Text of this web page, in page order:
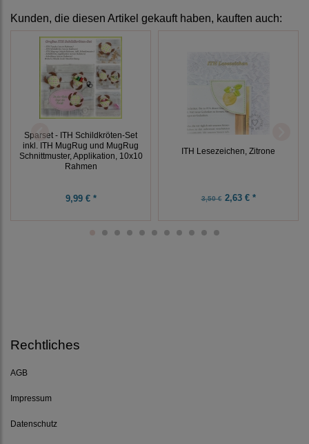
Kunden, die diesen Artikel gekauft haben, kauften auch:
Sparset - ITH Schildkröten-Set
inkl. ITH MugRug und MugRug
Schnittmuster, Applikation, 10x10
Rahmen
9,99 € *
ITH Lesezeichen, Zitrone
3,50 €2,63 € *
Rechtliches
AGB
Impressum
Datenschutz